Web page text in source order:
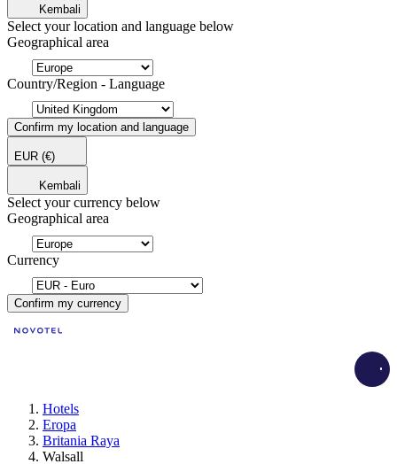
Kembali
Select your location and language below
Geographical area
Country/Region - Language
Confirm my location and language
EUR (€)
Kembali
Select your currency below
Geographical area
Currency
Confirm my currency
Hotels
Eropa
Britania Raya
Walsall